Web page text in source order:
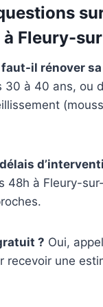
Fleury-
il rénover
30 à 40 ans, ou
48h à Fleury-
? Oui,
recevoir une